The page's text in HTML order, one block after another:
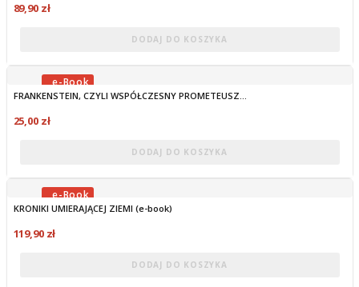
89,90 zł
DODAJ DO KOSZYKA
OBECNIE BRAK NA STANIE
FRANKENSTEIN, CZYLI WSPÓŁCZESNY PROMETEUSZ...
25,00 zł
DODAJ DO KOSZYKA
OBECNIE BRAK NA STANIE
KRONIKI UMIERAJĄCEJ ZIEMI (e-book)
119,90 zł
DODAJ DO KOSZYKA